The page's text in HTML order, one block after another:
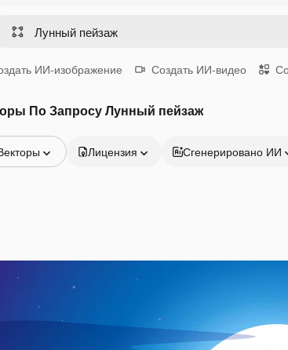
ИИ-изображение Создать ИИ-видео
По Запросу Лунный пейзаж
Лицензия Сгенерировано ИИ